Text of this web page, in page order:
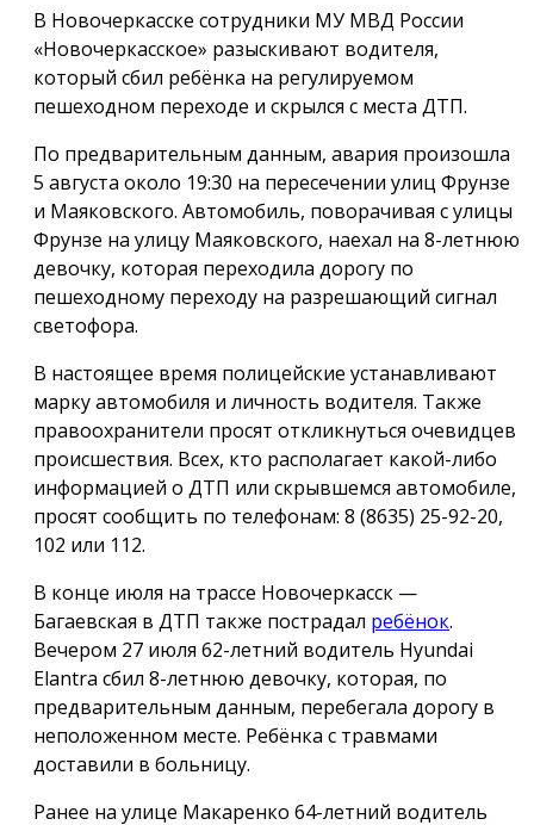
В Новочеркасске сотрудники МУ МВД России
«Новочеркасское» разыскивают водителя,
который сбил ребёнка на регулируемом
пешеходном переходе и скрылся с места ДТП.
По предварительным данным, авария произошла
5 августа около 19:30 на пересечении улиц Фрунзе
и Маяковского. Автомобиль, поворачивая с улицы
Фрунзе на улицу Маяковского, наехал на 8-летнюю
девочку, которая переходила дорогу по
пешеходному переходу на разрешающий сигнал
светофора.
В настоящее время полицейские устанавливают
марку автомобиля и личность водителя. Также
правоохранители просят откликнуться очевидцев
происшествия. Всех, кто располагает какой-либо
информацией о ДТП или скрывшемся автомобиле,
просят сообщить по телефонам: 8 (8635) 25-92-20,
102 или 112.
В конце июля на трассе Новочеркасск —
Багаевская в ДТП также пострадал ребёнок.
Вечером 27 июля 62-летний водитель Hyundai
Elantra сбил 8-летнюю девочку, которая, по
предварительным данным, перебегала дорогу в
неположенном месте. Ребёнка с травмами
доставили в больницу.
Ранее на улице Макаренко 64-летний водитель